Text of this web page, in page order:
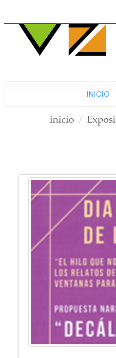
INICIO
inicio